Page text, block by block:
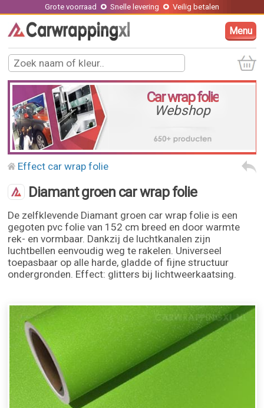
Grote voorraad Snelle levering Veilig betalen
Menu
Car wrap folie
Webshop
Effect car wrap folie
Diamant groen car wrap folie
De zelfklevende Diamant groen car wrap folie is een
gegoten pvc folie van 152 cm breed en door warmte
rek- en vormbaar. Dankzij de luchtkanalen zijn
luchtbellen eenvoudig weg te rakelen. Universeel
toepasbaar op alle harde, gladde of fijne structuur
ondergronden. Effect: glitters bij lichtweerkaatsing.